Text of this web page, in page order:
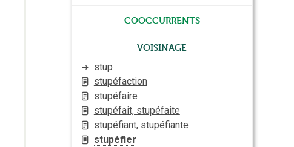
cooccurrents
Voisinage
stup
stupéfaction
stupéfaire
stupéfait, stupéfaite
stupéfiant, stupéfiante
stupéfier